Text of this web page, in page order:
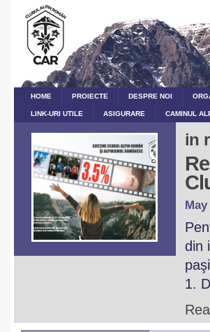
HOME PROIECTE DESPRE NOI
LINK-URI UTILE ASIGURARE CAMINUL
in
May
din
1.